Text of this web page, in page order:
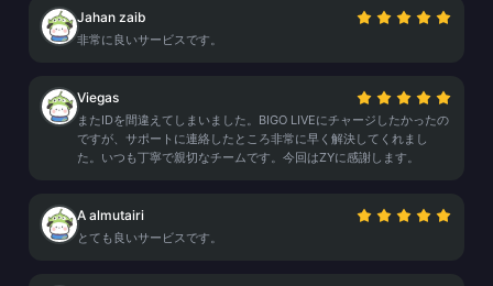
Jahan zaib
非常に良いサービスです。
Viegas
またIDを間違えてしまいました。BIGO LIVEにチャージしたかったの
ですが、サポートに連絡したところ非常に早く解決してくれまし
た。いつも丁寧で親切なチームです。今回はZYに感謝します。
A almutairi
とても良いサービスです。